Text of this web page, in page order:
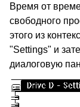
Время от
свободного
этого из
"Settings" и
диалоговую